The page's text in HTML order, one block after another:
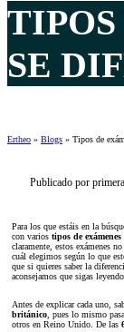
SE
Ertheo » Blogs » Tipos de
Publicado por
Para los que estáis en la
con varios tipos de
claramente, estos exámenes
cuál elegimos según lo que
que si quieres saber la
aconsejamos que sigas
Antes de explicar cada uno,
británico , pues lo mismo
otros en Reino Unido. De las